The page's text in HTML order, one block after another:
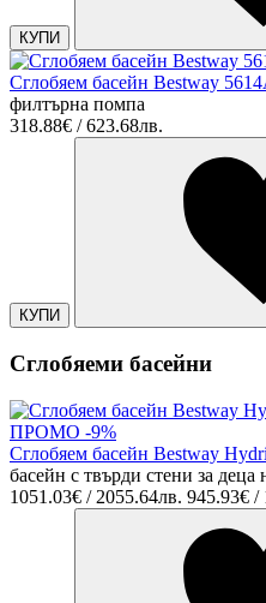
КУПИ
Сглобяем басейн Bestway
филтърна помпа
318.88€ / 623.68лв.
КУПИ
Сглобяеми басейни
ПРОМО -9%
Сглобяем басейн Bestway
басейн с твърди стени за деца
1051.03€ / 2055.64лв. 945.93€ /